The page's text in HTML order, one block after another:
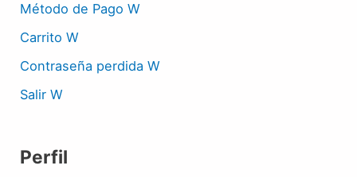
Método de Pago W
Carrito W
Contraseña perdida W
Salir W
Perfil